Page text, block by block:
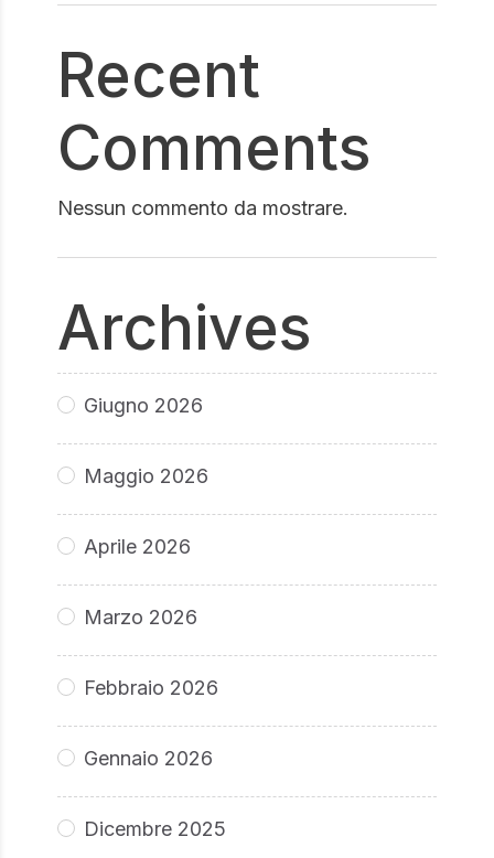
Recent
Comments
Nessun commento da mostrare.
Archives
Giugno 2026
Maggio 2026
Aprile 2026
Marzo 2026
Febbraio 2026
Gennaio 2026
Dicembre 2025